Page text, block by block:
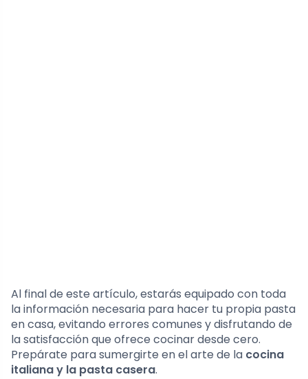
Al final de este artículo, estarás equipado con toda
la información necesaria para hacer tu propia pasta
en casa, evitando errores comunes y disfrutando de
la satisfacción que ofrece cocinar desde cero.
Prepárate para sumergirte en el arte de la cocina
italiana y la pasta casera.